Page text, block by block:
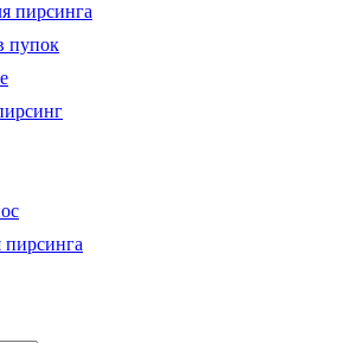
пирсинга
пупок
пирсинга